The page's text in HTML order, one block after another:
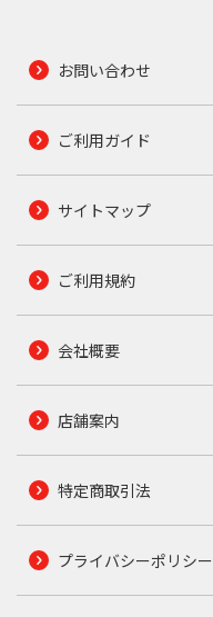
お問い合わせ
ご利用ガイド
サイトマップ
ご利用規約
会社概要
店舗案内
特定商取引法
プライバシーポリシー